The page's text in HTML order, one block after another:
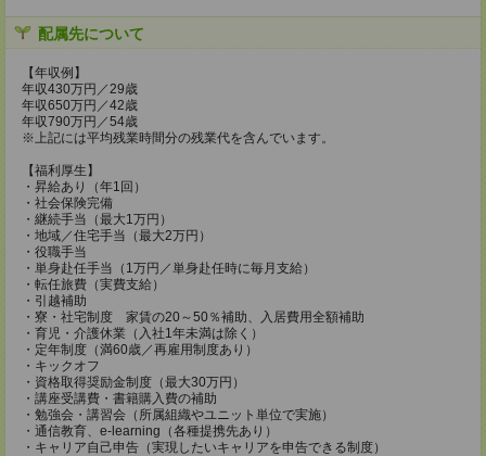
配属先について
【年収例】
年収430万円／29歳
年収650万円／42歳
年収790万円／54歳
※上記には平均残業時間分の残業代を含んでいます。
【福利厚生】
・昇給あり（年1回）
・社会保険完備
・継続手当（最大1万円）
・地域／住宅手当（最大2万円）
・役職手当
・単身赴任手当（1万円／単身赴任時に毎月支給）
・転任旅費（実費支給）
・引越補助
・寮・社宅制度 家賃の20～50％補助、入居費用全額補助
・育児・介護休業（入社1年未満は除く）
・定年制度（満60歳／再雇用制度あり）
・キックオフ
・資格取得奨励金制度（最大30万円）
・講座受講費・書籍購入費の補助
・勉強会・講習会（所属組織やユニット単位で実施）
・通信教育、e-learning（各種提携先あり）
・キャリア自己申告（実現したいキャリアを申告できる制度）